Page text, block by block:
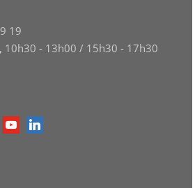
19
10h30 - 13h00 / 15h30 - 17h30